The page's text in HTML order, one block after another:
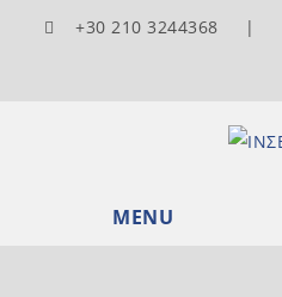
+30 210 3244368 |
MENU